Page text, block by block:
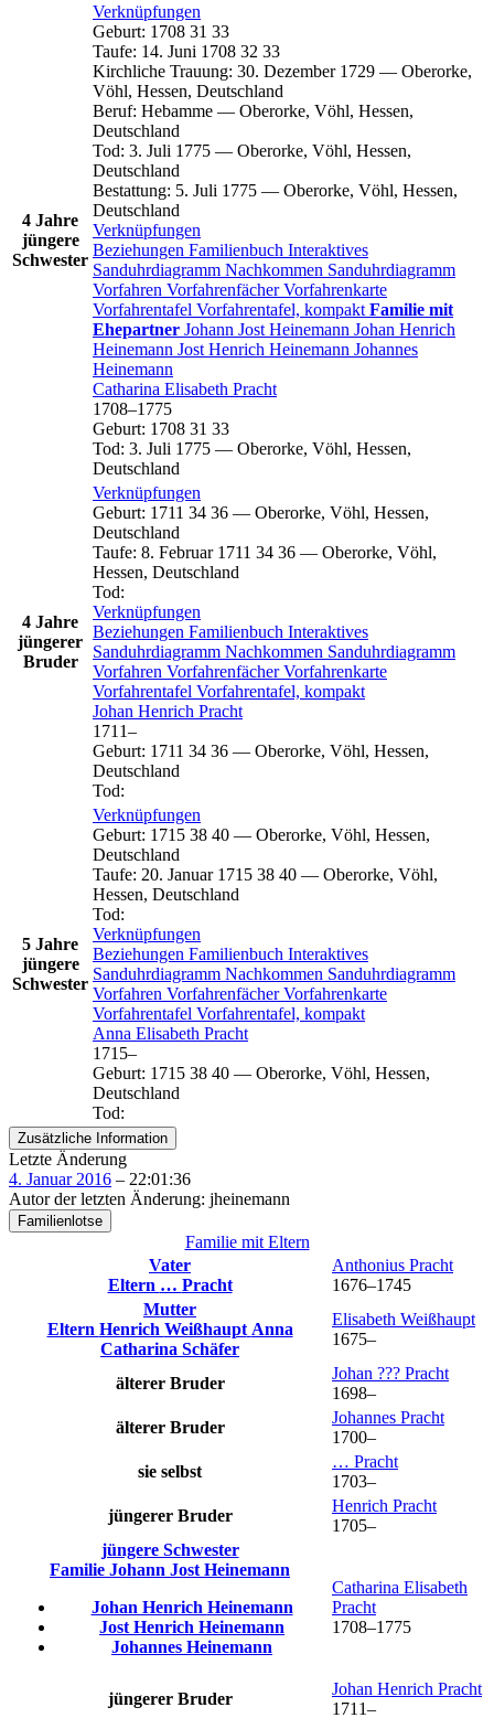
4 Jahre
jüngere
Schwester
Verknüpfungen
Geburt: 1708 31 33
Taufe: 14. Juni 1708 32 33
Kirchliche Trauung: 30. Dezember 1729 — Oberorke,
Vöhl, Hessen, Deutschland
Beruf: Hebamme — Oberorke, Vöhl, Hessen,
Deutschland
Tod: 3. Juli 1775 — Oberorke, Vöhl, Hessen,
Deutschland
Bestattung: 5. Juli 1775 — Oberorke, Vöhl, Hessen,
Deutschland
Verknüpfungen
Beziehungen Familienbuch Interaktives
Sanduhrdiagramm Nachkommen Sanduhrdiagramm
Vorfahren VorfahrenfächerVorfahrenkarte
Vorfahrentafel Vorfahrentafel, kompakt Familie mit
Ehepartner Johann Jost Heinemann Johan Henrich
Heinemann Jost Henrich Heinemann Johannes
Heinemann
Catharina Elisabeth Pracht
1708–1775
Geburt: 1708 31 33
Tod: 3. Juli 1775 — Oberorke, Vöhl, Hessen,
Deutschland
4 Jahre
jüngerer
Bruder
Verknüpfungen
Geburt: 1711 34 36 — Oberorke, Vöhl, Hessen,
Deutschland
Taufe: 8. Februar 1711 34 36 — Oberorke, Vöhl,
Hessen, Deutschland
Tod:
Verknüpfungen
Beziehungen Familienbuch Interaktives
Sanduhrdiagramm Nachkommen Sanduhrdiagramm
Vorfahren VorfahrenfächerVorfahrenkarte
Vorfahrentafel Vorfahrentafel, kompakt
Johan Henrich Pracht
1711–
Geburt: 1711 34 36 — Oberorke, Vöhl, Hessen,
Deutschland
Tod:
5 Jahre
jüngere
Schwester
Verknüpfungen
Geburt: 1715 38 40 — Oberorke, Vöhl, Hessen,
Deutschland
Taufe: 20. Januar 1715 38 40 — Oberorke, Vöhl,
Hessen, Deutschland
Tod:
Verknüpfungen
Beziehungen Familienbuch Interaktives
Sanduhrdiagramm Nachkommen Sanduhrdiagramm
Vorfahren VorfahrenfächerVorfahrenkarte
Vorfahrentafel Vorfahrentafel, kompakt
Anna Elisabeth Pracht
1715–
Geburt: 1715 38 40 — Oberorke, Vöhl, Hessen,
Deutschland
Tod:
Zusätzliche Information
Letzte Änderung
4. Januar 2016 – 22:01:36
Autor der letzten Änderung: jheinemann
Familienlotse
Familie mit Eltern
Vater
Eltern … Pracht
Anthonius Pracht
1676–1745
Mutter
Eltern Henrich Weißhaupt Anna
Catharina Schäfer
Elisabeth Weißhaupt
1675–
älterer Bruder
Johan ??? Pracht
1698–
älterer Bruder
Johannes Pracht
1700–
sie selbst
… Pracht
1703–
jüngerer Bruder
Henrich Pracht
1705–
jüngere Schwester
Familie Johann Jost Heinemann
Johan Henrich Heinemann
Jost Henrich Heinemann
Johannes Heinemann
Catharina Elisabeth
Pracht
1708–1775
jüngerer Bruder
Johan Henrich Pracht
1711–